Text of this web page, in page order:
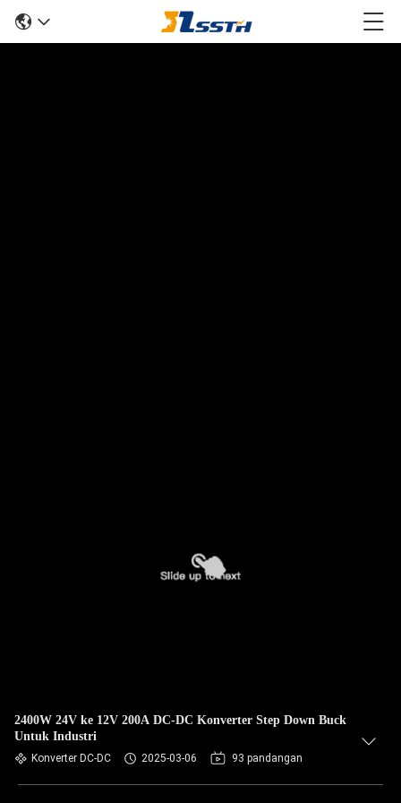
2400W 24V ke 12V 200A DC-DC Konverter Step Down Buck
Untuk Industri
Konverter DC-DC 2025-03-06 93 pandangan